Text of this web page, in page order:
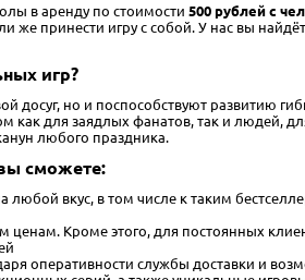
в аренду по стоимости 500 рублей с
принести игру с собой. У нас вы
игр?
досуг, но и поспособствуют развитию
как для заядлых фанатов, так и людей,
любого праздника.
сможете:
любой вкус, в том числе к таким
Кроме этого, для постоянных
оперативности службы доставки и